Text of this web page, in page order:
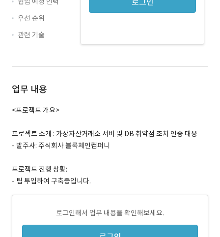
로그인
우선 순위
관련 기술
업무 내용
<프로젝트 개요>
프로젝트 소개 : 가상자산거래소 서버 및 DB 취약점 조치 인증 대응
- 발주사: 주식회사 블록체인컴퍼니
프로젝트 진행 상황:
- 팀 투입하여 구축중입니다.
로그인해서 업무 내용을 확인해보세요.